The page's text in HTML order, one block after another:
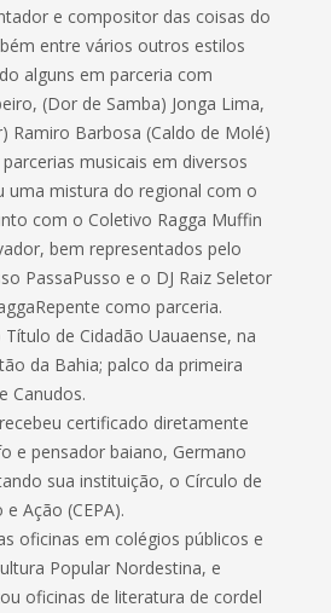
e compositor das coisas do
entre vários outros estilos
alguns em parceria com
(Dor de Samba) Jonga Lima,
Ramiro Barbosa (Caldo de Molé)
musicais em diversos
uma mistura do regional com o
com o Coletivo Ragga Muffin
bem representados pelo
PassaPusso e o DJ Raiz Seletor
como parceria.
de Cidadão Uauaense, na
da Bahia; palco da primeira
Canudos.
certificado diretamente
e pensador baiano, Germano
sua instituição, o Círculo de
Ação (CEPA).
oficinas em colégios públicos e
Popular Nordestina, e
oficinas de literatura de cordel